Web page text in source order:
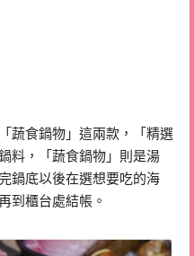
蔬食鍋物」這兩款，「精選
料，「蔬食鍋物」則是湯
鍋底以後在選想要吃的海
到櫃台處結帳。